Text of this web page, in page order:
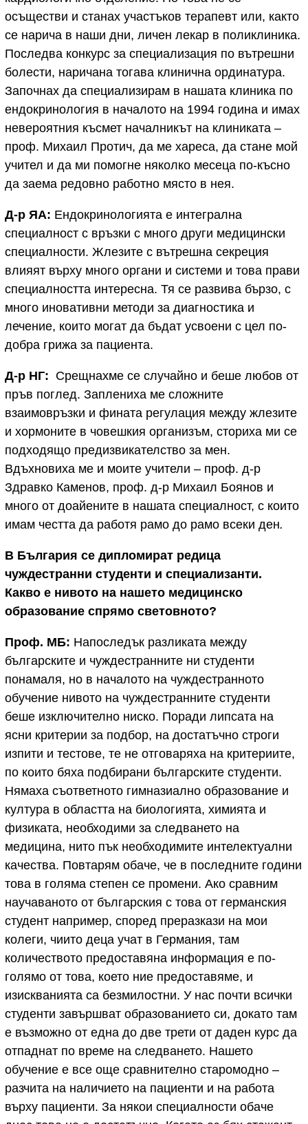
осъществи и станах участъков терапевт или, както
се нарича в наши дни, личен лекар в поликлиника.
Последва конкурс за специализация по вътрешни
болести, наричана тогава клинична ординатура.
Започнах да специализирам в нашата клиника по
ендокринология в началото на 1994 година и имах
невероятния късмет началникът на клиниката –
проф. Михаил Протич, да ме хареса, да стане мой
учител и да ми помогне няколко месеца по-късно
да заема редовно работно място в нея.
Д-р ЯА: Ендокринологията е интегрална
специалност с връзки с много други медицински
специалности. Жлезите с вътрешна секреция
влияят върху много органи и системи и това прави
специалността интересна. Тя се развива бързо, с
много иновативни методи за диагностика и
лечение, които могат да бъдат усвоени с цел по-
добра грижа за пациента.
Д-р НГ: Срещнахме се случайно и беше любов от
пръв поглед. Заплениха ме сложните
взаимовръзки и фината регулация между жлезите
и хормоните в човешкия организъм, сториха ми се
подходящо предизвикателство за мен.
Вдъхновиха ме и моите учители – проф. д-р
Здравко Каменов, проф. д-р Михаил Боянов и
много от доайените в нашата специалност, с които
имам честта да работя рамо до рамо всеки ден.
В България се дипломират редица
чуждестранни студенти и специализанти.
Какво е нивото на нашето медицинско
образование спрямо световното?
Проф. МБ: Напоследък разликата между
българските и чуждестранните ни студенти
понамаля, но в началото на чуждестранното
обучение нивото на чуждестранните студенти
беше изключително ниско. Поради липсата на
ясни критерии за подбор, на достатъчно строги
изпити и тестове, те не отговаряха на критериите,
по които бяха подбирани българските студенти.
Нямаха съответното гимназиално образование и
култура в областта на биологията, химията и
физиката, необходими за следването на
медицина, нито пък необходимите интелектуални
качества. Повтарям обаче, че в последните години
това в голяма степен се промени. Ако сравним
научаваното от българския с това от германския
студент например, според преразкази на мои
колеги, чиито деца учат в Германия, там
количеството предоставяна информация е по-
голямо от това, което ние предоставяме, и
изискванията са безмилостни. У нас почти всички
студенти завършват образованието си, докато там
е възможно от една до две трети от даден курс да
отпаднат по време на следването. Нашето
обучение е все още сравнително старомодно –
разчита на наличието на пациенти и на работа
върху пациенти. За някои специалности обаче